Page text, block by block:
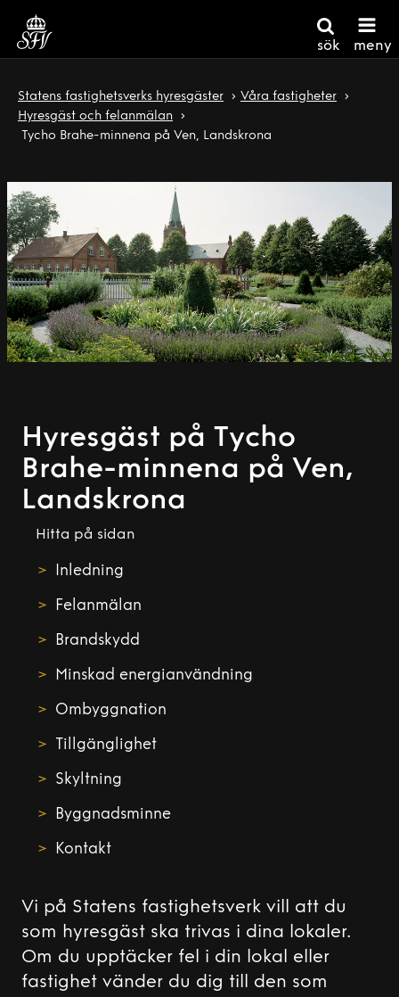
sök meny
Statens fastighetsverks hyresgäster
Våra fastigheter
Hyresgäst och felanmälan
Tycho Brahe-minnena på Ven, Landskrona
Hyresgäst på Tycho
Brahe-minnena på Ven,
Landskrona
Hitta på sidan
Inledning
Felanmälan
Brandskydd
Minskad energianvändning
Ombyggnation
Tillgänglighet
Skyltning
Byggnadsminne
Kontakt
Vi på Statens fastighetsverk vill att du
som hyresgäst ska trivas i dina lokaler.
Om du upptäcker fel i din lokal eller
fastighet vänder du dig till den som